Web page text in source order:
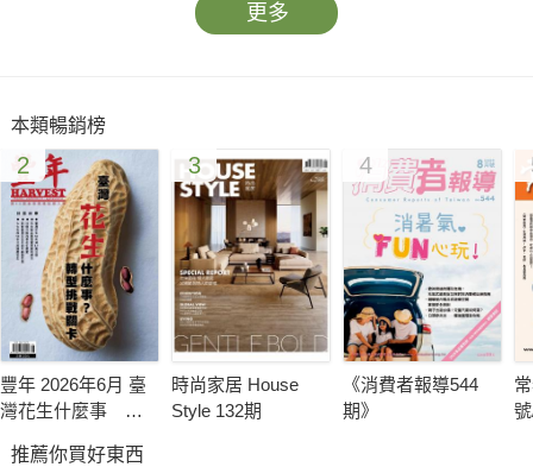
今年過年有9天假，春節期間家人團聚，吃飽飽、心暖暖，把握
到的豐富收穫。
更多精彩內容，請上《文化快遞》網站：
http://express.culture.gov.tw點閱，或至各捷運站、美術館等藝
文場館索閱《文化快遞》。
更多
本類暢銷榜
2
豐年 2026年6月 臺
灣花生什麼事 轉
3
時尚家居 House
Style 132期
4
《消費者報導544
期》
推薦你買好東西